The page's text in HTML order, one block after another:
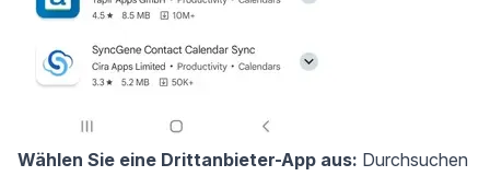
Wählen Sie eine Drittanbieter-App aus: Durchsuchen